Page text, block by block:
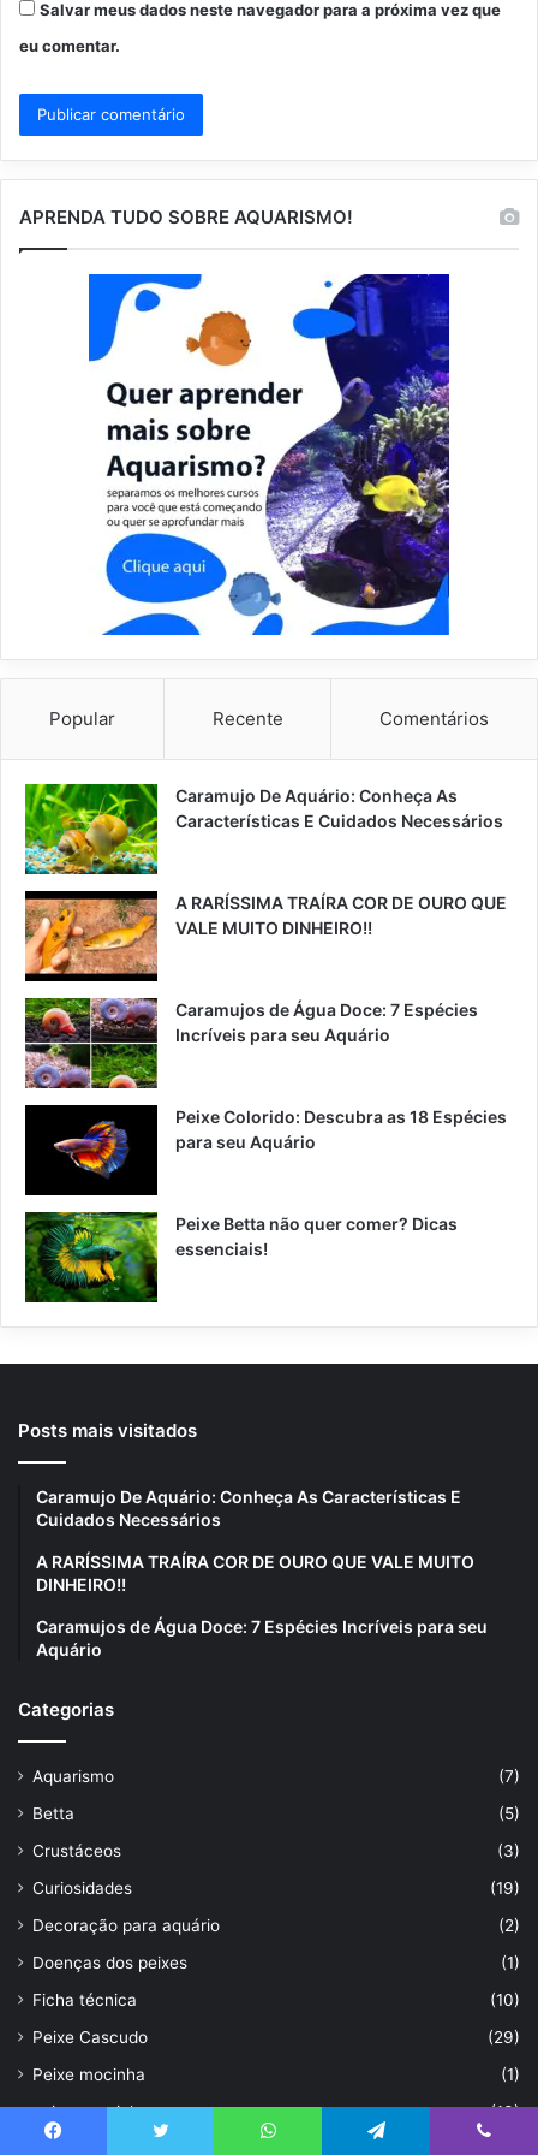
Salvar meus dados neste navegador para a próxima vez que
eu comentar.
APRENDA TUDO SOBRE AQUARISMO!
Popular Recente Comentários
Caramujo De Aquário: Conheça As
Características E Cuidados Necessários
A RARÍSSIMA TRAÍRA COR DE OURO QUE
VALE MUITO DINHEIRO!!
Caramujos de Água Doce: 7 Espécies
Incríveis para seu Aquário
Peixe Colorido: Descubra as 18 Espécies
para seu Aquário
Peixe Betta não quer comer? Dicas
essenciais!
Posts mais visitados
Caramujo De Aquário: Conheça As Características E
Cuidados Necessários
A RARÍSSIMA TRAÍRA COR DE OURO QUE VALE MUITO
DINHEIRO!!
Caramujos de Água Doce: 7 Espécies Incríveis para seu
Aquário
Categorias
Aquarismo
(7)
Betta
(5)
Crustáceos
(3)
Curiosidades
(19)
Decoração para aquário
(2)
Doenças dos peixes
(1)
Ficha técnica
(10)
Peixe Cascudo
(29)
Peixe mocinha
(1)
peixes marinhos
(13)